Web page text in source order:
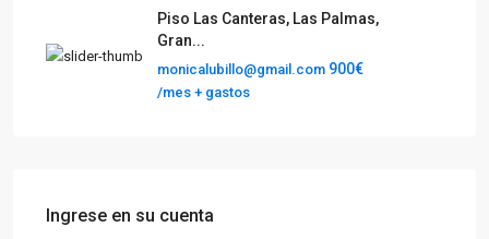
Piso Las Canteras, Las Palmas,
Gran...
monicalubillo@gmail.com 900€
/mes + gastos
Ingrese en su cuenta